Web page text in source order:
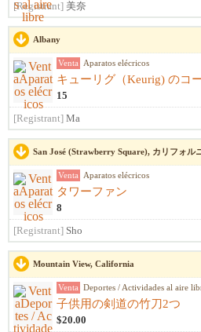
[Registrant] 美奈
Albany
Venta Aparatos elécricos
15
[Registrant] Ma
San José (Strawberry Square), カリフォル
Venta Aparatos elécricos
タワーファン
8
[Registrant] Sho
Mountain View, California
Venta Deportes / Actividades al aire
子供用の剣道の竹刀2つ
$20.00